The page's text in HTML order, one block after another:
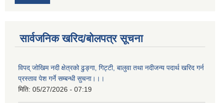
सार्वजनिक खरिद/बोलपत्र सूचना
विपद् जोखिम नदी क्षेत्रको ढुङ्गा, गिट्टी, बालुवा तथा नदीजन्य पदार्थ खरिद गर्न
प्रस्ताव पेश गर्ने सम्बन्धी सुचना।।।
मिति: 05/27/2026 - 07:19